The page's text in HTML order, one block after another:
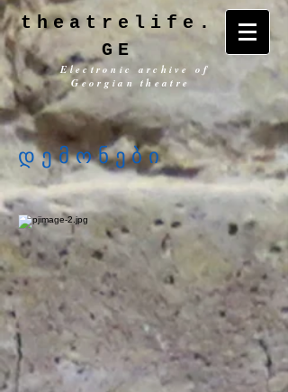
theatrelife.
GE
Electronic archive of
Georgian theatre
დემონები